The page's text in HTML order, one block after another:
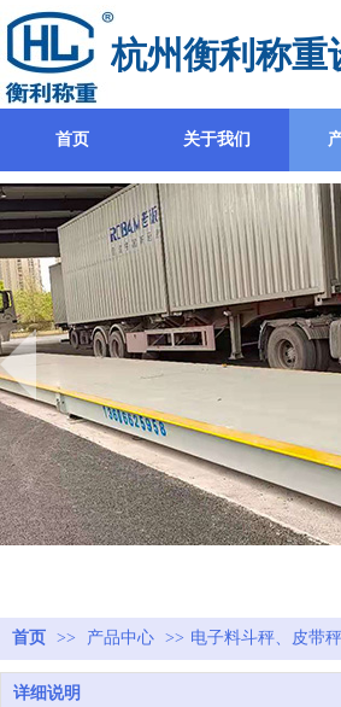
杭州衡利称重
首页 关于我们
首页 >> 产品中心 >> 电子料斗秤、皮带秤
详细说明